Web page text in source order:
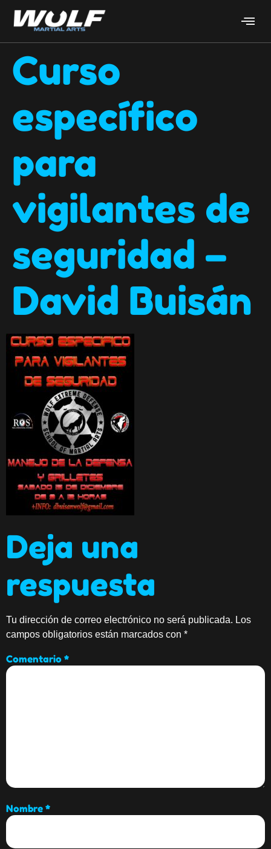
Curso
específico
para
vigilantes de
seguridad –
David Buisán
Deja una
respuesta
Tu dirección de correo electrónico no será publicada. Los
campos obligatorios están marcados con *
Comentario *
Nombre *